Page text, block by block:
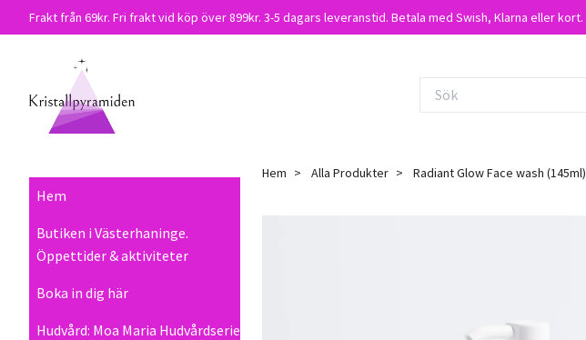
Frakt från 69kr. Fri frakt vid köp över 899kr. 3-5 dagars leveranstid. Betala med Swish, Klarna eller kort.
Hem
Butiken i Västerhaninge.
Öppettider & aktiviteter
Boka in dig här
Hudvård: Moa Maria Hudvårdserie
Hem Alla Produkter Radiant Glow Face wash (145ml)